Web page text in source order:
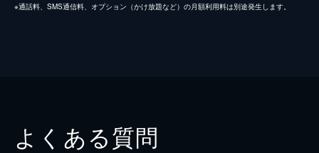
※通話料、SMS通信料、オプション（かけ放題など）の月額利用料は別途発生します。
よくある質問